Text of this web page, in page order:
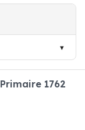
1762